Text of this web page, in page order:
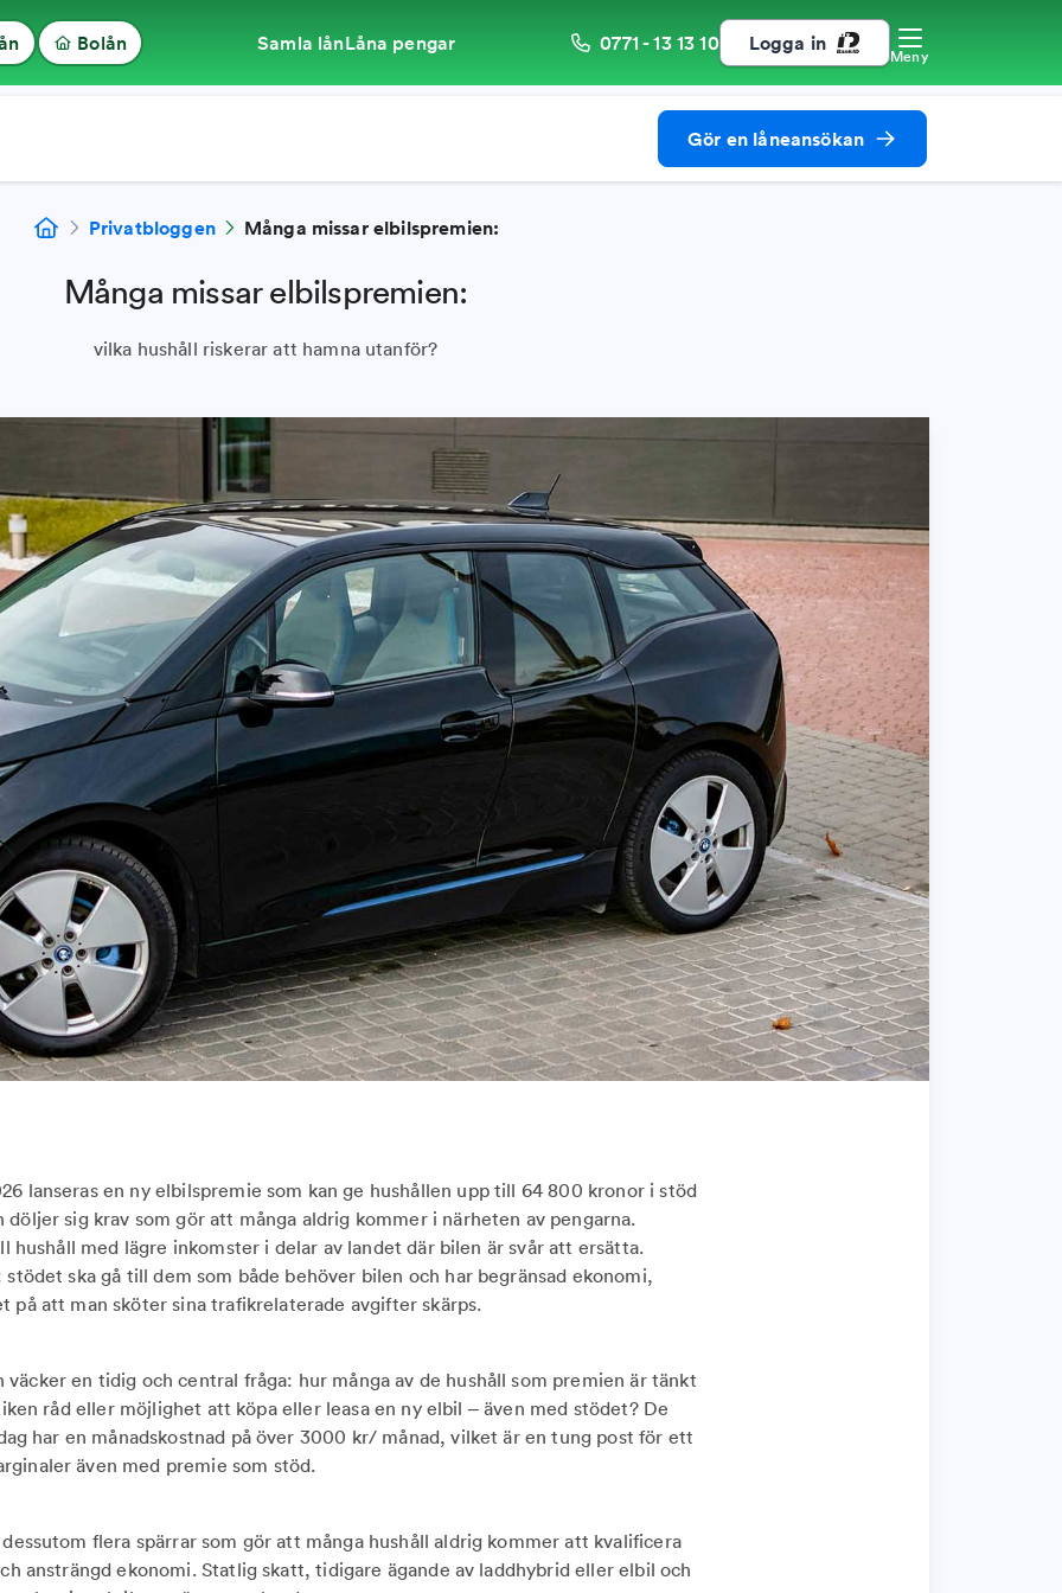
Bolån Samla lånLåna pengar 0771 - 13 13 10 Logga in
Meny
Gör en låneansökan
Privatbloggen Många missar elbilspremien:
Många missar elbilspremien:
vilka hushåll riskerar att hamna utanför?
lanseras en ny elbilspremie som kan ge hushållen upp till 64 800 kronor i stöd
döljer sig krav som gör att många aldrig kommer i närheten av pengarna.
hushåll med lägre inkomster i delar av landet där bilen är svår att ersätta.
ska gå till dem som både behöver bilen och har begränsad ekonomi,
på att man sköter sina trafikrelaterade avgifter skärps.
en tidig och central fråga: hur många av de hushåll som premien är tänkt
råd eller möjlighet att köpa eller leasa en ny elbil – även med stödet? De
har en månadskostnad på över 3000 kr/ månad, vilket är en tung post för ett
även med premie som stöd.
flera spärrar som gör att många hushåll aldrig kommer att kvalificera
ansträngd ekonomi. Statlig skatt, tidigare ägande av laddhybrid eller elbil och